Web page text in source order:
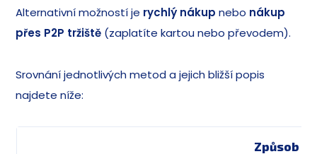
Alternativní možností je rychlý nákup nebo nákup
přes P2P tržiště (zaplatíte kartou nebo převodem).
Srovnání jednotlivých metod a jejich bližší popis
najdete níže:
Způsob